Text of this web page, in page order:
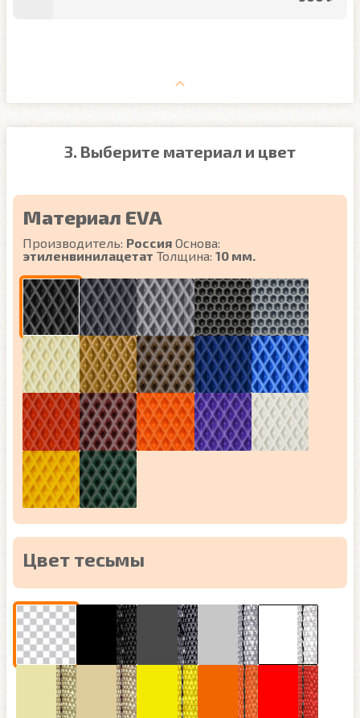
3. Выберите материал и цвет
Материал EVA
Производитель: Россия Основа:
этиленвинилацетат Толщина: 10 мм.
Цвет тесьмы